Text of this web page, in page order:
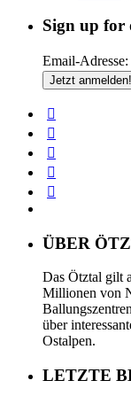
Sign up for
Email-Adresse:
ÜBER
Das Ötztal gilt
Millionen von
über
Ostalpen.
LETZTE